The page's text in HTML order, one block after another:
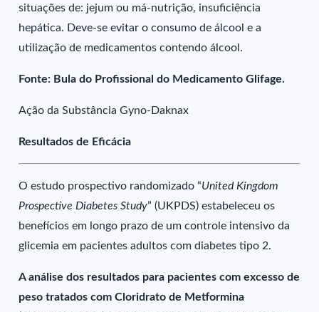
situações de: jejum ou má-nutrição, insuficiência
hepática. Deve-se evitar o consumo de álcool e a
utilização de medicamentos contendo álcool.
Fonte: Bula do Profissional do Medicamento Glifage.
Ação da Substância Gyno-Daknax
Resultados de Eficácia
O estudo prospectivo randomizado “United Kingdom
Prospective Diabetes Study” (UKPDS) estabeleceu os
benefícios em longo prazo de um controle intensivo da
glicemia em pacientes adultos com diabetes tipo 2.
A análise dos resultados para pacientes com excesso de
peso tratados com Cloridrato de Metformina